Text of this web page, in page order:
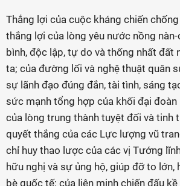
Thắng lợi của cuộc kháng chiến
thắng lợi của lòng yêu nước nồng
bình, độc lập, tự do và thống nhất đất
ta; của đường lối và nghệ thuật quân
sự lãnh đạo đúng đắn, tài tình, sáng
sức mạnh tổng hợp của khối đại
của lòng trung thành tuyệt đối và tinh
quyết thắng của các Lực lượng vũ
chỉ huy thao lược của các vị Tướng
hữu nghị và sự ủng hộ, giúp đỡ to lớn,
bè quốc tế; của liên minh chiến đấu